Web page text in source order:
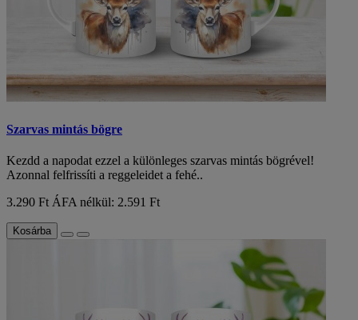
Szarvas mintás bögre
Kezdd a napodat ezzel a különleges szarvas mintás bögrével!
Azonnal felfrissíti a reggeleidet a fehé..
3.290 FtÁFA nélkül: 2.591 Ft
Kosárba